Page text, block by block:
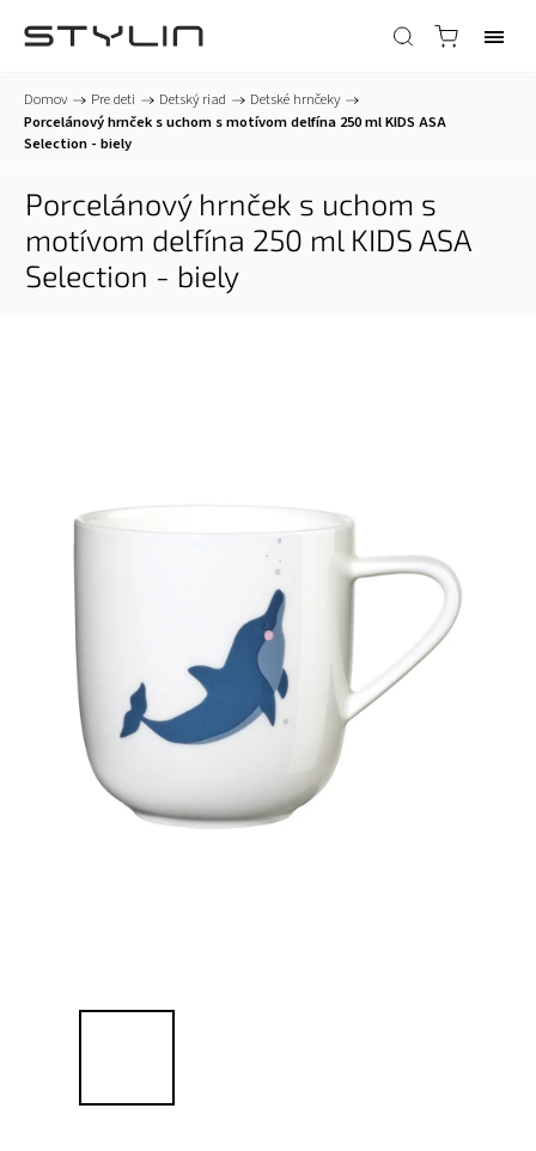
Domov / Pre deti / Detský riad / Detské hrnčeky /
Porcelánový hrnček s uchom s motívom delfína 250 ml KIDS ASA
Selection - biely
Porcelánový hrnček s uchom s
motívom delfína 250 ml KIDS ASA
Selection - biely